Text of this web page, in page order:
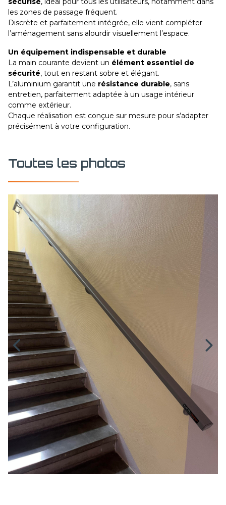
les zones de passage fréquent.
Discrète et parfaitement intégrée, elle vient compléter
l’aménagement sans alourdir visuellement l’espace.
Un équipement indispensable et durable
La main courante devient un élément essentiel de
sécurité, tout en restant sobre et élégant.
L’aluminium garantit une résistance durable, sans
entretien, parfaitement adaptée à un usage intérieur
comme extérieur.
Chaque réalisation est conçue sur mesure pour s’adapter
précisément à votre configuration.
Toutes les photos